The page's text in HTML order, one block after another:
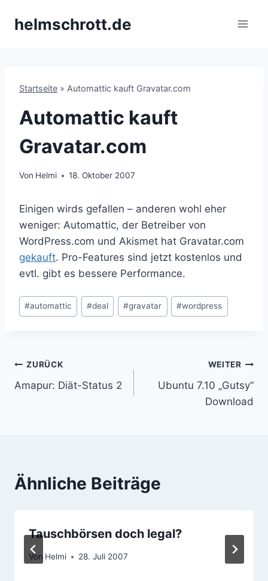
Inhalthelmschrott.de
Startseite » Automattic kauft Gravatar.com
Automattic kauft
Gravatar.com
Von Helmi 18. Oktober 2007
Einigen wirds gefallen – anderen wohl eher
weniger: Automattic, der Betreiber von
WordPress.com und Akismet hat Gravatar.com
gekauft. Pro-Features sind jetzt kostenlos und
evtl. gibt es bessere Performance.
Schlagworte:
#automattic #deal #gravatar #wordpress
Beitragsnavigation
ZURÜCK
Amapur: Diät-Status 2
WEITER
Ubuntu 7.10 „Gutsy“
Download
Ähnliche Beiträge
Tauschbörsen doch legal?
Von Helmi 28. Juli 2007